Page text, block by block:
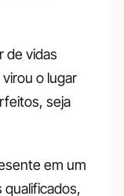
de vidas
o lugar
seja
em um